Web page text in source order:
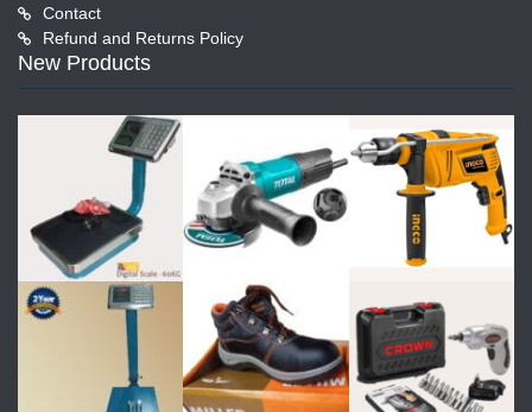
Contact
Refund and Returns Policy
New Products